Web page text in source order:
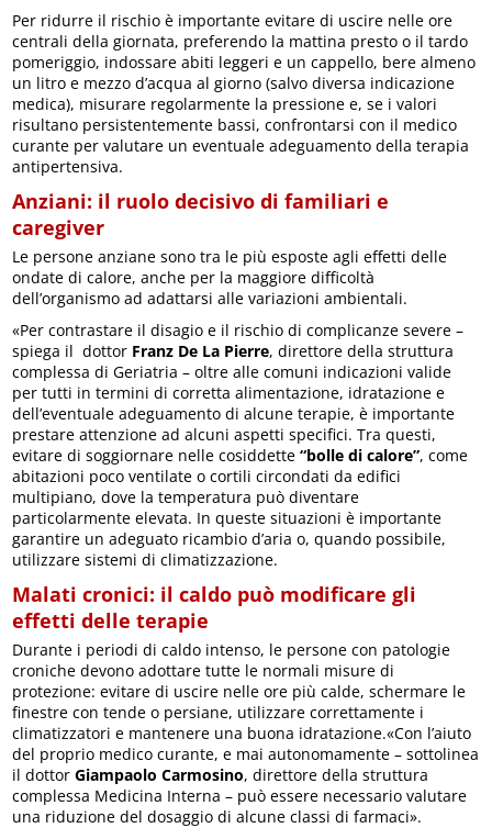
Per ridurre il rischio è importante evitare di uscire nelle ore
centrali della giornata, preferendo la mattina presto o il tardo
pomeriggio, indossare abiti leggeri e un cappello, bere almeno
un litro e mezzo d’acqua al giorno (salvo diversa indicazione
medica), misurare regolarmente la pressione e, se i valori
risultano persistentemente bassi, confrontarsi con il medico
curante per valutare un eventuale adeguamento della terapia
antipertensiva.
Anziani: il ruolo decisivo di familiari e
caregiver
Le persone anziane sono tra le più esposte agli effetti delle
ondate di calore, anche per la maggiore difficoltà
dell’organismo ad adattarsi alle variazioni ambientali.
«Per contrastare il disagio e il rischio di complicanze severe –
spiega il dottor Franz De La Pierre, direttore della struttura
complessa di Geriatria – oltre alle comuni indicazioni valide
per tutti in termini di corretta alimentazione, idratazione e
dell’eventuale adeguamento di alcune terapie, è importante
prestare attenzione ad alcuni aspetti specifici. Tra questi,
evitare di soggiornare nelle cosiddette“bolle di calore”, come
abitazioni poco ventilate o cortili circondati da edifici
multipiano, dove la temperatura può diventare
particolarmente elevata. In queste situazioni è importante
garantire un adeguato ricambio d’aria o, quando possibile,
utilizzare sistemi di climatizzazione.
Malati cronici: il caldo può modificare gli
effetti delle terapie
Durante i periodi di caldo intenso, le persone con patologie
croniche devono adottare tutte le normali misure di
protezione: evitare di uscire nelle ore più calde, schermare le
finestre con tende o persiane, utilizzare correttamente i
climatizzatori e mantenere una buona idratazione.«Con l’aiuto
del proprio medico curante, e mai autonomamente – sottolinea
il dottor Giampaolo Carmosino, direttore della struttura
complessa Medicina Interna – può essere necessario valutare
una riduzione del dosaggio di alcune classi di farmaci».